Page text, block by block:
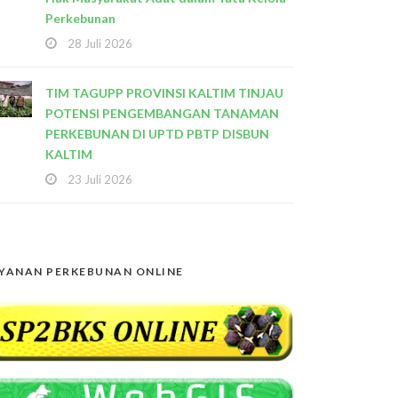
Perkebunan
28 Juli 2026
TIM TAGUPP PROVINSI KALTIM TINJAU
POTENSI PENGEMBANGAN TANAMAN
PERKEBUNAN DI UPTD PBTP DISBUN
KALTIM
23 Juli 2026
PERKEBUNAN ONLINE